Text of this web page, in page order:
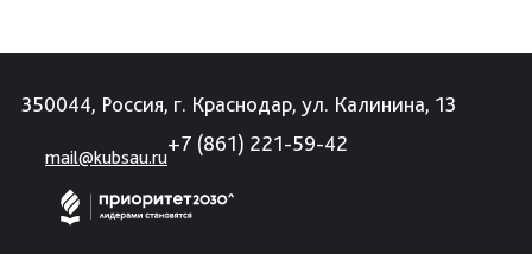
350044, Россия, г. Краснодар, ул. Калинина, 13
mail@kubsau.ru
+7 (861) 221-59-42